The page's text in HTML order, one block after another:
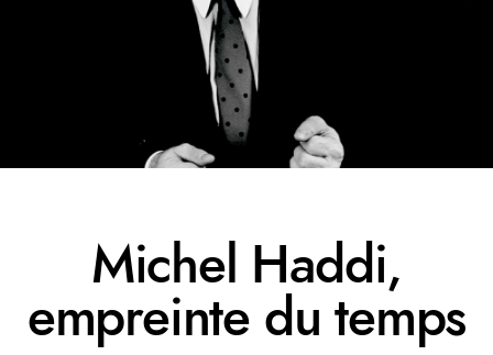
Michel Haddi,
empreinte du temps